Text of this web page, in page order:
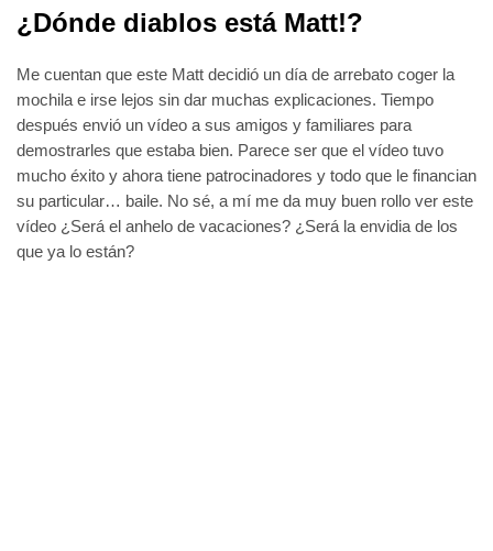
¿Dónde diablos está Matt!?
Me cuentan que este Matt decidió un día de arrebato coger la
mochila e irse lejos sin dar muchas explicaciones. Tiempo
después envió un vídeo a sus amigos y familiares para
demostrarles que estaba bien. Parece ser que el vídeo tuvo
mucho éxito y ahora tiene patrocinadores y todo que le financian
su particular… baile. No sé, a mí me da muy buen rollo ver este
vídeo ¿Será el anhelo de vacaciones? ¿Será la envidia de los
que ya lo están?